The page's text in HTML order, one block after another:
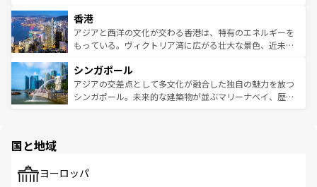
とつ。フォーやバインミー、ベトナムコーヒーなどは、ぜ
ひ現地で味わいたい。どの地域を訪れてもあたたかい人々
が旅行者を迎えてくれるので、きっと忘れられない旅にな
参照してほしい。
の活気が交差している。北部ではチェンマイなどの山岳地
帯で自然と触れ合い、南部ではプーケットやクラビの美し
いビーチでリゾート気分を楽しむことができる。タイ料理
激する。気候は一年中温暖で、どの季節にも異なる楽しみ
が待っている。親しみやすいタイの人々、仏教を中心とし
た文化、そして多様な観光資源が、訪れる旅人を魅了し続
香港
アジアと西洋の文化が交わる香港は、特有のエネルギーを
もっている。ヴィクトリア湾に広がる壮大な景色、近未来
み、どこを訪れても感動するはず。観光スポットが密集し
ており、効率よく見どころを回れるのも魅力。息をのむよ
うな絶景から文化的な体験まで、香港を存分に楽しみ尽く
シンガポール
アジアの交差点として多文化が融合した独自の魅力を放つ
シンガポール。未来的な建築物が並ぶマリーナベイ、歴史
で、ホーカーズは地元の風情を楽しめる外せないスポット
国と地域
ヨーロッパ